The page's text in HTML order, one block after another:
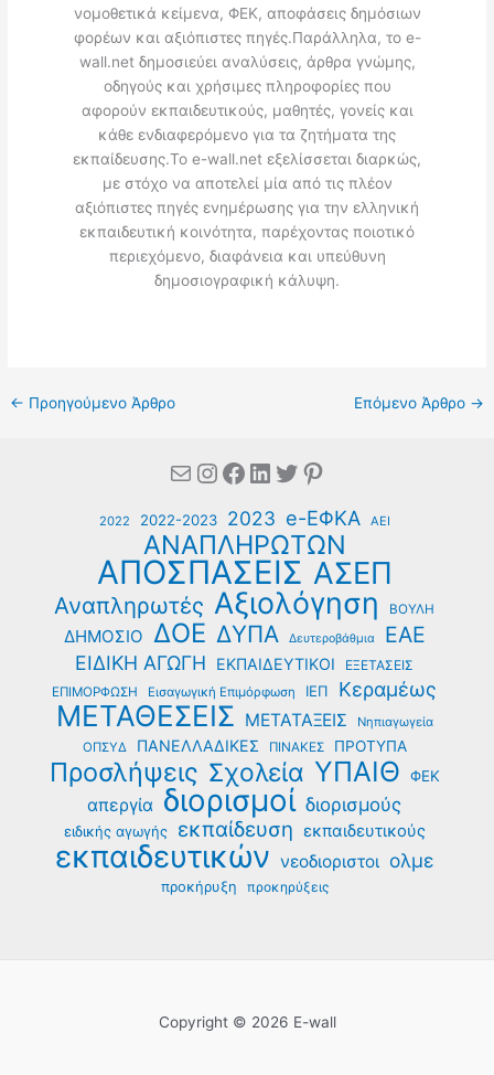
νομοθετικά κείμενα, ΦΕΚ, αποφάσεις δημόσιων
φορέων και αξιόπιστες πηγές.Παράλληλα, το e-
wall.net δημοσιεύει αναλύσεις, άρθρα γνώμης,
οδηγούς και χρήσιμες πληροφορίες που
αφορούν εκπαιδευτικούς, μαθητές, γονείς και
κάθε ενδιαφερόμενο για τα ζητήματα της
εκπαίδευσης.Το e-wall.net εξελίσσεται διαρκώς,
με στόχο να αποτελεί μία από τις πλέον
αξιόπιστες πηγές ενημέρωσης για την ελληνική
εκπαιδευτική κοινότητα, παρέχοντας ποιοτικό
περιεχόμενο, διαφάνεια και υπεύθυνη
δημοσιογραφική κάλυψη.
← Προηγούμενο Άρθρο Επόμενο Άρθρο →
MailInstagram
Facebook
Linkedin
Twitter
Pinterest
2022 2022-2023 2023 e-ΕΦΚΑ ΑΕΙ
ΑΝΑΠΛΗΡΩΤΩΝ
ΑΠΟΣΠΑΣΕΙΣ ΑΣΕΠ
Αναπληρωτές Αξιολόγηση ΒΟΥΛΗ
ΔΗΜΟΣΙΟ ΔΟΕ ΔΥΠΑ Δευτεροβάθμια ΕΑΕ
ΕΙΔΙΚΗ ΑΓΩΓΗ ΕΚΠΑΙΔΕΥΤΙΚΟΙ ΕΞΕΤΑΣΕΙΣ
ΕΠΙΜΟΡΦΩΣΗ Εισαγωγική Επιμόρφωση ΙΕΠ Κεραμέως
ΜΕΤΑΘΕΣΕΙΣ ΜΕΤΑΤΑΞΕΙΣ
Νηπιαγωγεία
ΟΠΣΥΔ
ΠΑΝΕΛΛΑΔΙΚΕΣ ΠΙΝΑΚΕΣ ΠΡΟΤΥΠΑ
Προσλήψεις Σχολεία ΥΠΑΙΘ ΦΕΚ
απεργία διορισμοί διορισμούς
ειδικής αγωγής εκπαίδευση εκπαιδευτικούς
εκπαιδευτικών νεοδιοριστοι ολμε
προκήρυξη προκηρύξεις
Copyright © 2026 E-wall